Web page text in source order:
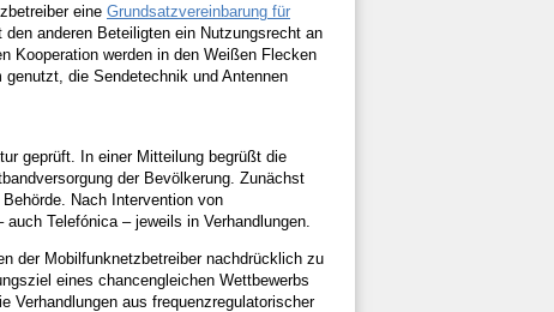
eine Grundsatzvereinbarung für
den anderen Beteiligten ein Nutzungsrecht an
Kooperation werden in den Weißen Flecken
die Sendetechnik und Antennen
geprüft. In einer Mitteilung begrüßt die
der Bevölkerung. Zunächst
Nach Intervention von
Telefónica – jeweils in Verhandlungen.
der Mobilfunknetzbetreiber nachdrücklich zu
eines chancengleichen Wettbewerbs
Verhandlungen aus frequenzregulatorischer